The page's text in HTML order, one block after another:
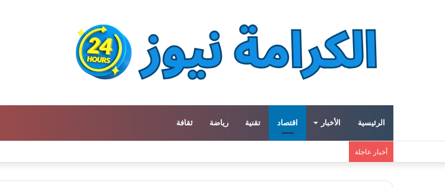
الرئيسية الأخبار اقتصاد تقنية رياضة ثقافة
أخبار عاجلة